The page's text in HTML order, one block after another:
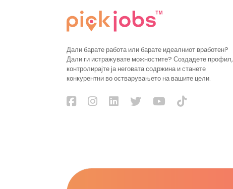
Дали барате работа или барате идеалниот вработен?
Дали ги истражувате можностите? Создадете профил,
контролирајте ја неговата содржина и станете
конкурентни во остварувањето на вашите цели.